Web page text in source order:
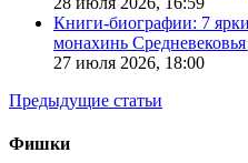
Книги-биографии: 7
монахинь
27 июля 2026, 18:00
Предыдущие статьи
Фишки